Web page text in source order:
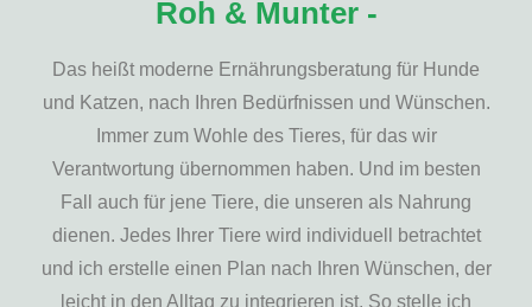
Roh & Munter -
Das heißt moderne Ernährungsberatung für Hunde
und Katzen, nach Ihren Bedürfnissen und Wünschen.
Immer zum Wohle des Tieres, für das wir
Verantwortung übernommen haben. Und im besten
Fall auch für jene Tiere, die unseren als Nahrung
dienen. Jedes Ihrer Tiere wird individuell betrachtet
und ich erstelle einen Plan nach Ihren Wünschen, der
leicht in den Alltag zu integrieren ist. So stelle ich